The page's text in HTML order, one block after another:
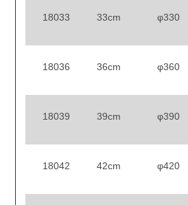
18033 33cm φ330
18036 36cm φ360
18039 39cm φ390
18042 42cm φ420